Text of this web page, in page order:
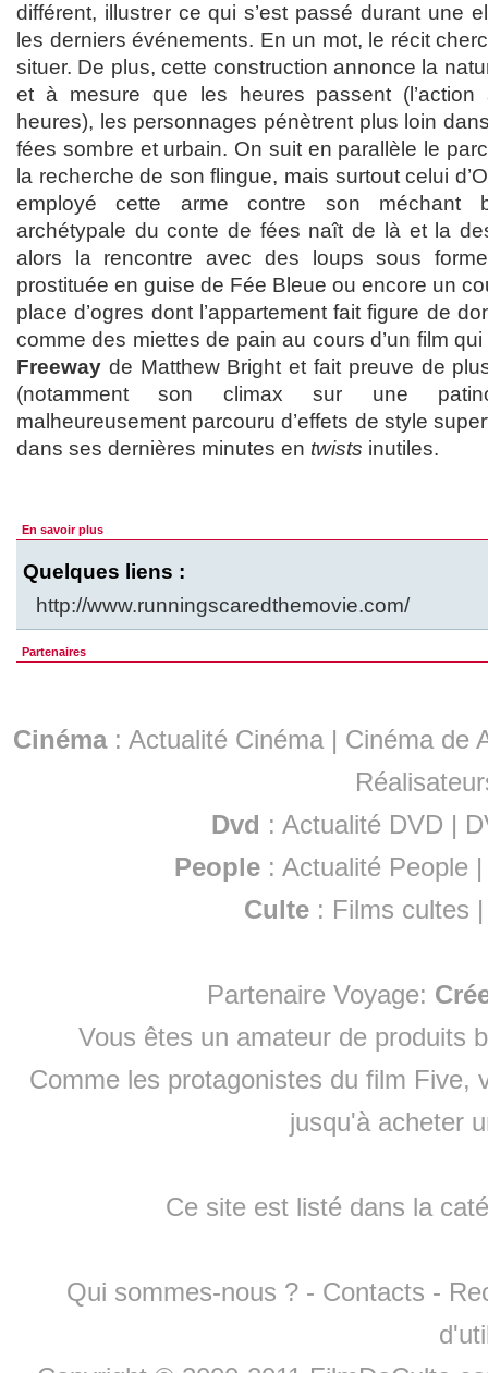
différent, illustrer ce qui s’est passé durant une
les derniers événements. En un mot, le récit
situer. De plus, cette construction annonce la
et à mesure que les heures passent
heures), les personnages pénètrent plus loin
fées sombre et urbain. On suit en parallèle le
la recherche de son flingue, mais surtout celui
employé cette arme contre son méchant
archétypale du conte de fées naît de là et la
alors la rencontre avec des loups sous
prostituée en guise de Fée Bleue ou encore un
place d’ogres dont l’appartement fait figure de
comme des miettes de pain au cours d’un film
Freeway de Matthew Bright et fait preuve de
(notamment son climax sur une
malheureusement parcouru d’effets de style
dans ses dernières minutes en twists inutiles.
En savoir plus
Quelques liens :
http://www.runningscaredthemovie.com/
Partenaires
Cinéma: Actualité Cinéma | Cinéma de
Dvd : Actualité DVD |
People :Actualité People
Culte : Films cultes
Partenaire Voyage:
Vous êtes un amateur de produits
Comme les protagonistes du film Five,
jusqu'à acheter
Ce site est listé dans la
Qui sommes-nous ? - Contacts -